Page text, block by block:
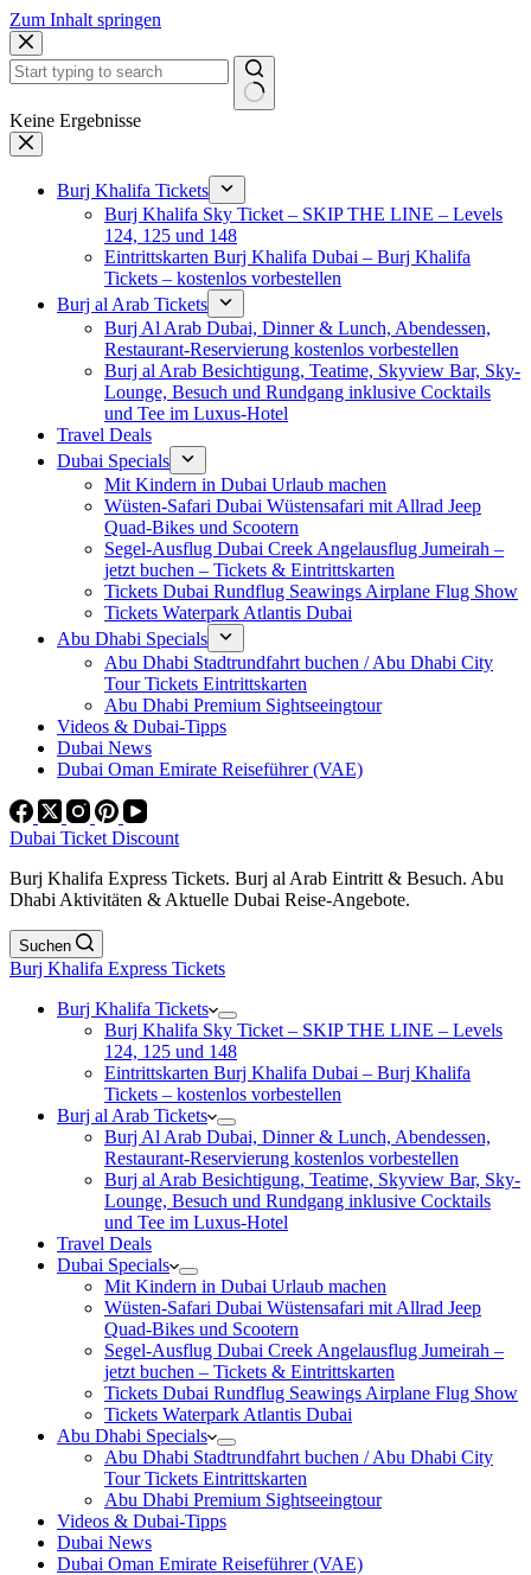
Zum Inhalt springen
Keine Ergebnisse
Burj Khalifa Tickets
Burj Khalifa Sky Ticket – SKIP THE LINE – Levels
124, 125 und 148
Eintrittskarten Burj Khalifa Dubai – Burj Khalifa
Tickets – kostenlos vorbestellen
Burj al Arab Tickets
Burj Al Arab Dubai, Dinner & Lunch, Abendessen,
Restaurant-Reservierung kostenlos vorbestellen
Burj al Arab Besichtigung, Teatime, Skyview Bar, Sky-
Lounge, Besuch und Rundgang inklusive Cocktails
und Tee im Luxus-Hotel
Travel Deals
Dubai Specials
Mit Kindern in Dubai Urlaub machen
Wüsten-Safari Dubai Wüstensafari mit Allrad Jeep
Quad-Bikes und Scootern
Segel-Ausflug Dubai Creek Angelausflug Jumeirah –
jetzt buchen – Tickets & Eintrittskarten
Tickets Dubai Rundflug Seawings Airplane Flug Show
Tickets Waterpark Atlantis Dubai
Abu Dhabi Specials
Abu Dhabi Stadtrundfahrt buchen / Abu Dhabi City
Tour Tickets Eintrittskarten
Abu Dhabi Premium Sightseeingtour
Videos & Dubai-Tipps
Dubai News
Dubai Oman Emirate Reiseführer (VAE)
Dubai Ticket Discount
Burj Khalifa Express Tickets. Burj al Arab Eintritt & Besuch. Abu
Dhabi Aktivitäten & Aktuelle Dubai Reise-Angebote.
Suchen
Burj Khalifa Express Tickets
Burj Khalifa Tickets
Burj Khalifa Sky Ticket – SKIP THE LINE – Levels
124, 125 und 148
Eintrittskarten Burj Khalifa Dubai – Burj Khalifa
Tickets – kostenlos vorbestellen
Burj al Arab Tickets
Burj Al Arab Dubai, Dinner & Lunch, Abendessen,
Restaurant-Reservierung kostenlos vorbestellen
Burj al Arab Besichtigung, Teatime, Skyview Bar, Sky-
Lounge, Besuch und Rundgang inklusive Cocktails
und Tee im Luxus-Hotel
Travel Deals
Dubai Specials
Mit Kindern in Dubai Urlaub machen
Wüsten-Safari Dubai Wüstensafari mit Allrad Jeep
Quad-Bikes und Scootern
Segel-Ausflug Dubai Creek Angelausflug Jumeirah –
jetzt buchen – Tickets & Eintrittskarten
Tickets Dubai Rundflug Seawings Airplane Flug Show
Tickets Waterpark Atlantis Dubai
Abu Dhabi Specials
Abu Dhabi Stadtrundfahrt buchen / Abu Dhabi City
Tour Tickets Eintrittskarten
Abu Dhabi Premium Sightseeingtour
Videos & Dubai-Tipps
Dubai News
Dubai Oman Emirate Reiseführer (VAE)